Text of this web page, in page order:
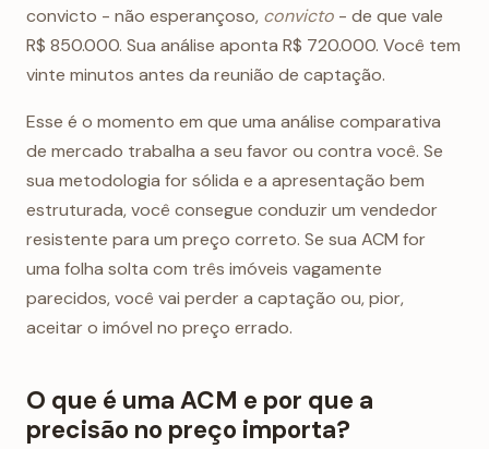
convicto - não esperançoso, convicto - de que vale
R$ 850.000. Sua análise aponta R$ 720.000. Você tem
vinte minutos antes da reunião de captação.
Esse é o momento em que uma análise comparativa
de mercado trabalha a seu favor ou contra você. Se
sua metodologia for sólida e a apresentação bem
estruturada, você consegue conduzir um vendedor
resistente para um preço correto. Se sua ACM for
uma folha solta com três imóveis vagamente
parecidos, você vai perder a captação ou, pior,
aceitar o imóvel no preço errado.
O que é uma ACM e por que a
precisão no preço importa?